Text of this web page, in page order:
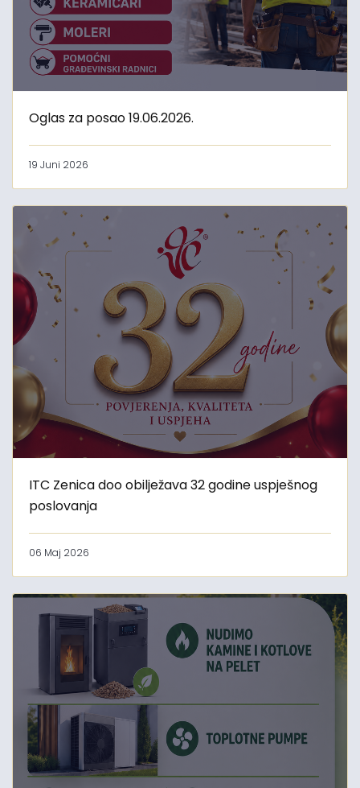
Oglas za posao 19.06.2026.
19 Juni 2026
ITC Zenica doo obilježava 32 godine uspješnog
poslovanja
06 Maj 2026